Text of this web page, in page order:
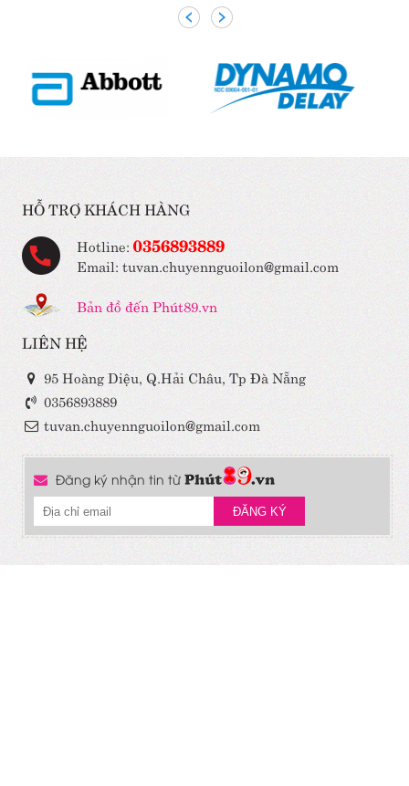
HỖ TRỢ KHÁCH HÀNG
Hotline: 0356893889
Email: tuvan.chuyennguoilon@gmail.com
Bản đồ đến Phút89.vn
LIÊN HỆ
95 Hoàng Diệu, Q.Hải Châu, Tp Đà Nẵng
0356893889
tuvan.chuyennguoilon@gmail.com
Đăng ký nhận tin từ